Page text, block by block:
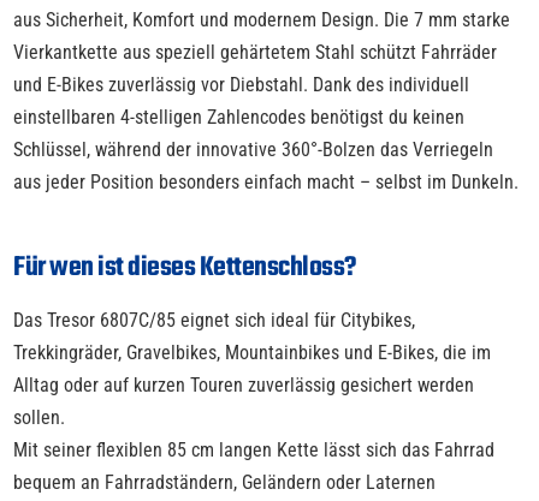
aus Sicherheit, Komfort und modernem Design. Die 7 mm starke
Vierkantkette aus speziell gehärtetem Stahl schützt Fahrräder
und E-Bikes zuverlässig vor Diebstahl. Dank des individuell
einstellbaren 4-stelligen Zahlencodes benötigst du keinen
Schlüssel, während der innovative 360°-Bolzen das Verriegeln
aus jeder Position besonders einfach macht – selbst im Dunkeln.
Für wen ist dieses Kettenschloss?
Das Tresor 6807C/85 eignet sich ideal für Citybikes,
Trekkingräder, Gravelbikes, Mountainbikes und E-Bikes, die im
Alltag oder auf kurzen Touren zuverlässig gesichert werden
sollen.
Mit seiner flexiblen 85 cm langen Kette lässt sich das Fahrrad
bequem an Fahrradständern, Geländern oder Laternen